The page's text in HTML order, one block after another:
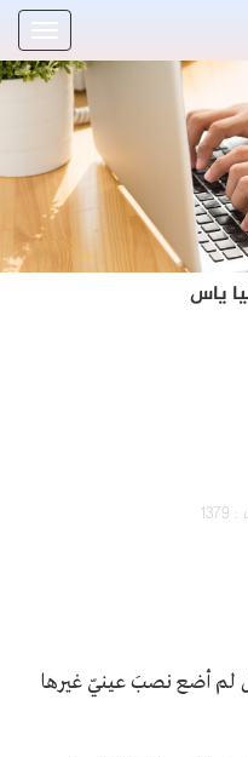
ياس
بل لم أضع نصبَ عينيّ غيرها